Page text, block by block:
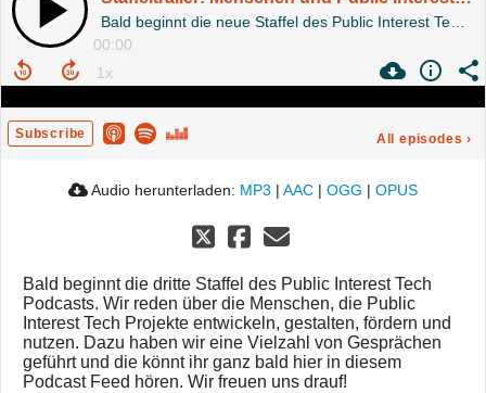
00:00
Subscribe All episodes ›
Audio herunterladen: MP3 | AAC | OGG | OPUS
Bald beginnt die dritte Staffel des Public Interest Tech
Podcasts. Wir reden über die Menschen, die Public
Interest Tech Projekte entwickeln, gestalten, fördern und
nutzen. Dazu haben wir eine Vielzahl von Gesprächen
geführt und die könnt ihr ganz bald hier in diesem
Podcast Feed hören. Wir freuen uns drauf!